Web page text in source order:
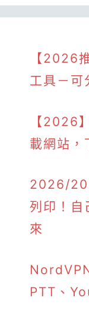
【2026
工具－可
【2026
載網站，
2026/
列印！自
來
PTT、